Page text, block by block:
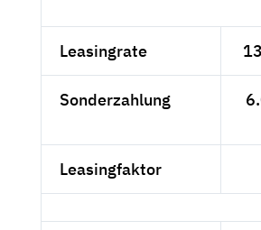
Leasingrate
Sonderzahlung
Leasingfaktor